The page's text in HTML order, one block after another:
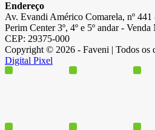
Endereço
Av. Evandi Américo Comarela, nº
Perim Center 3º, 4º e 5º andar -
CEP: 29375-000
Copyright © 2026 - Faveni | Todos os
Digital Pixel